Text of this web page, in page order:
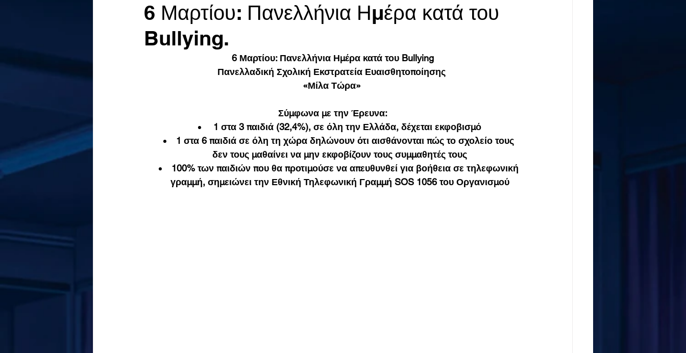
6 Μαρτίου: Πανελλήνια Ημέρα κατά του
Bullying.
6 Μαρτίου: Πανελλήνια Ημέρα κατά του Bullying
Πανελλαδική Σχολική Εκστρατεία Ευαισθητοποίησης
«Μίλα Τώρα»
Σύμφωνα με την Έρευνα:
1 στα 3 παιδιά (32,4%), σε όλη την Ελλάδα, δέχεται εκφοβισμό
1 στα 6 παιδιά σε όλη τη χώρα δηλώνουν ότι αισθάνονται πώς το σχολείο τους
δεν τους μαθαίνει να μην εκφοβίζουν τους συμμαθητές τους
100% των παιδιών που θα προτιμούσε να απευθυνθεί για βοήθεια σε τηλεφωνική
γραμμή, σημειώνει την Εθνική Τηλεφωνική Γραμμή SOS 1056 του Οργανισμού